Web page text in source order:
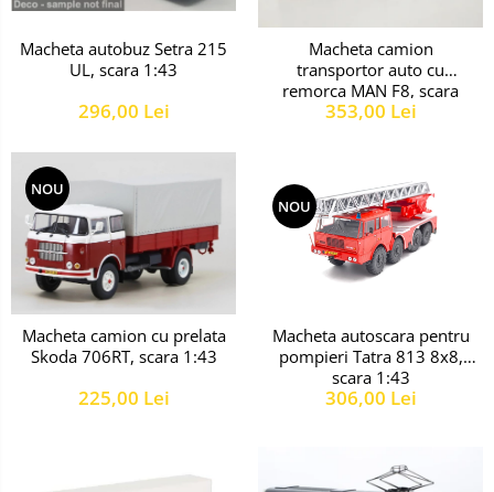
Macheta autobuz Setra 215
UL, scara 1:43
296,00 Lei
Macheta camion
transportor auto cu
remorca MAN F8, scara
1:43
353,00 Lei
NOU
Macheta camion cu prelata
Skoda 706RT, scara 1:43
225,00 Lei
NOU
Macheta autoscara pentru
pompieri Tatra 813 8x8,
scara 1:43
306,00 Lei